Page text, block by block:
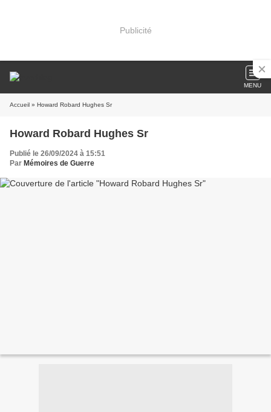
Publicité
MENU
Accueil » Howard Robard Hughes Sr
Howard Robard Hughes Sr
Publié le 26/09/2024 à 15:51
Par Mémoires de Guerre